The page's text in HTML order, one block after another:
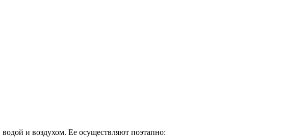
и воздухом. Ее осуществляют поэтапно: